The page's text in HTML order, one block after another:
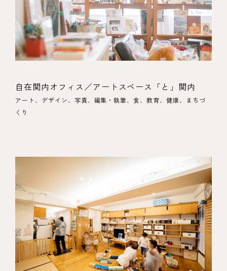
自在関内オフィス／アートスペース「と」関内
アート、デザイン、写真、編集・執筆、食、教育、健康、まちづ
くり